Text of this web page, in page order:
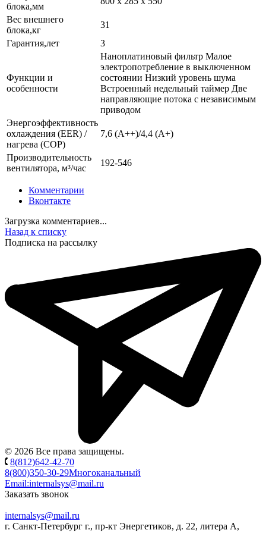
блока,мм
Вес внешнего
блока,кг
31
Гарантия,лет
3
Функции и
особенности
Наноплатиновый фильтр Малое
электропотребление в выключенном
состоянии Низкий уровень шума
Встроенный недельный таймер Две
направляющие потока с независимым
приводом
Энергоэффективность
охлаждения (EER) /
нагрева (COP)
7,6 (A++)/4,4 (A+)
Производительность
вентилятора, м³/час
192-546
Комментарии
Вконтакте
Загрузка комментариев...
Назад к списку
Подписка на рассылку
© 2026 Все права защищены.
8(812)642-42-70
8(800)350-30-29Многоканальный
Email:internalsys@mail.ru
Заказать звонок
internalsys@mail.ru
г. Санкт-Петербург г., пр-кт Энергетиков, д. 22, литера А,